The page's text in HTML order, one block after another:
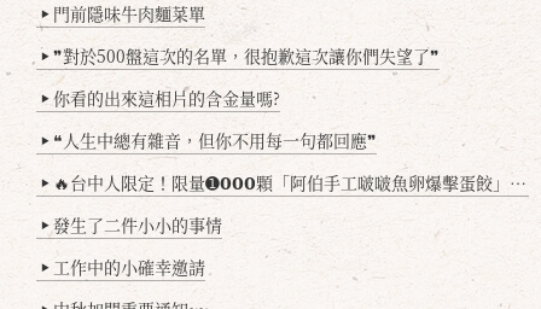
▶ 門前隱味牛肉麵菜單
▶ ❞對於500盤這次的名單，很抱歉這次讓你們失望了❞
▶ 你看的出來這相片的含金量嗎?
▶ ❝人生中總有雜音，但你不用每一句都回應❞
▶ 🔥台中人限定！限量➊𝟬𝟬𝟬顆「阿伯手工啵啵魚卵爆擊蛋餃」台北已被搶爆2萬顆，最後名額門前隱味只留給你！🥟💥
▶ 發生了二件小小的事情
▶ 工作中的小確幸邀請